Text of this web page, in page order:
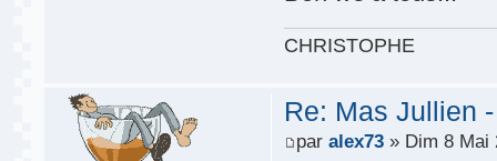
CHRISTOPHE
Re: Mas Jullien
paralex73 » Dim 8 Mai